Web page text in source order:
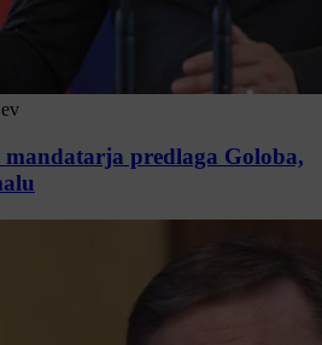
mandatarja predlaga Goloba,